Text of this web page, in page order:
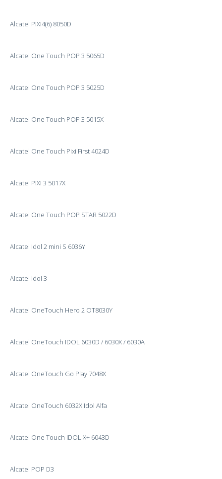
Alcatel PIXI4(6) 8050D
Alcatel One Touch POP 3 5065D
Alcatel One Touch POP 3 5025D
Alcatel One Touch POP 3 5015X
Alcatel One Touch Pixi First 4024D
Alcatel PIXI 3 5017X
Alcatel One Touch POP STAR 5022D
Alcatel Idol 2 mini S 6036Y
Alcatel Idol 3
Alcatel OneTouch Hero 2 OT8030Y
Alcatel OneTouch IDOL 6030D / 6030X / 6030A
Alcatel OneTouch Go Play 7048X
Alcatel OneTouch 6032X Idol Alfa
Alcatel One Touch IDOL X+ 6043D
Alcatel POP D3